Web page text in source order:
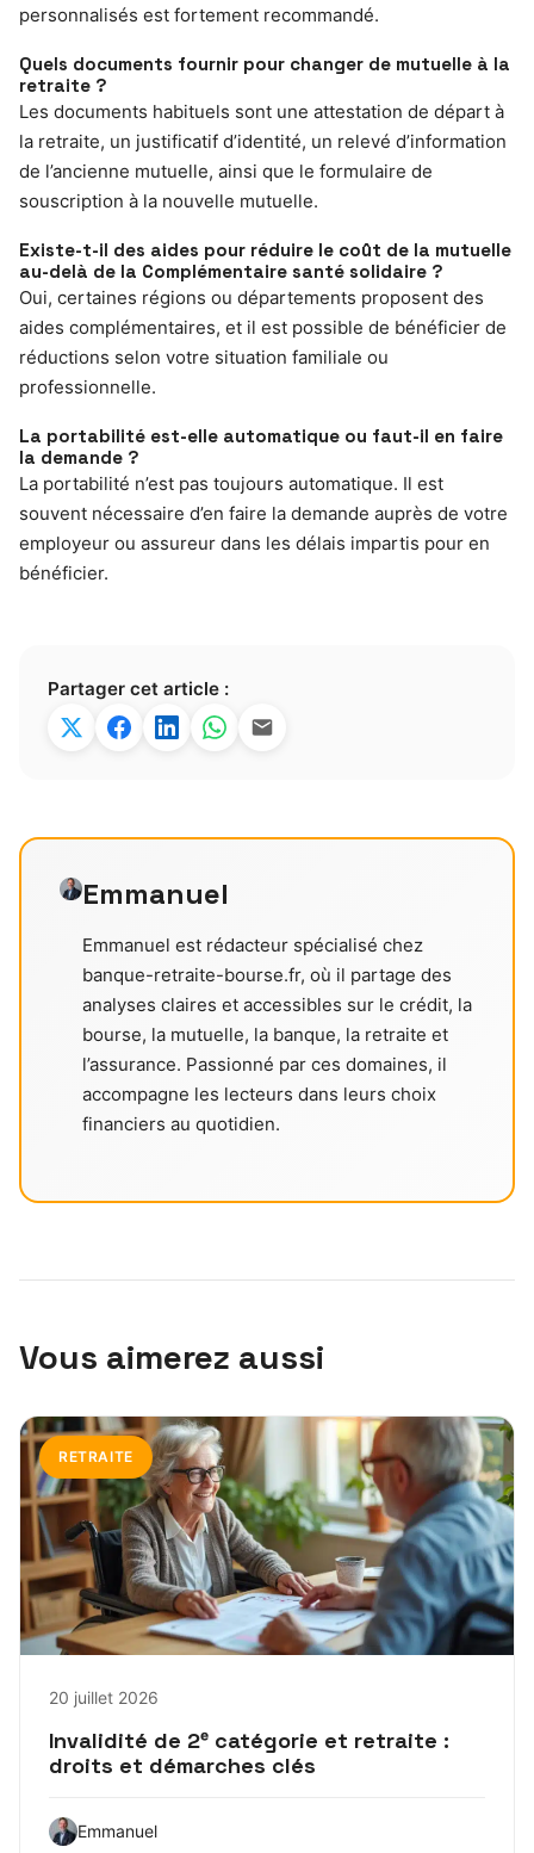
personnalisés est fortement recommandé.
Quels documents fournir pour changer de mutuelle à la
retraite ?
Les documents habituels sont une attestation de départ à
la retraite, un justificatif d’identité, un relevé d’information
de l’ancienne mutuelle, ainsi que le formulaire de
souscription à la nouvelle mutuelle.
Existe-t-il des aides pour réduire le coût de la mutuelle
au-delà de la Complémentaire santé solidaire ?
Oui, certaines régions ou départements proposent des
aides complémentaires, et il est possible de bénéficier de
réductions selon votre situation familiale ou
professionnelle.
La portabilité est-elle automatique ou faut-il en faire
la demande ?
La portabilité n’est pas toujours automatique. Il est
souvent nécessaire d’en faire la demande auprès de votre
employeur ou assureur dans les délais impartis pour en
bénéficier.
Partager cet article :
Emmanuel
Emmanuel est rédacteur spécialisé chez
banque-retraite-bourse.fr, où il partage des
analyses claires et accessibles sur le crédit, la
bourse, la mutuelle, la banque, la retraite et
l’assurance. Passionné par ces domaines, il
accompagne les lecteurs dans leurs choix
financiers au quotidien.
Vous aimerez aussi
RETRAITE
20 juillet 2026
Invalidité de 2ᵉ catégorie et retraite :
droits et démarches clés
Emmanuel